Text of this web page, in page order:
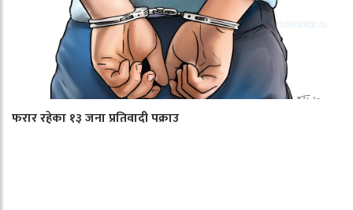
फरार रहेका १३ जना प्रतिवादी पक्राउ